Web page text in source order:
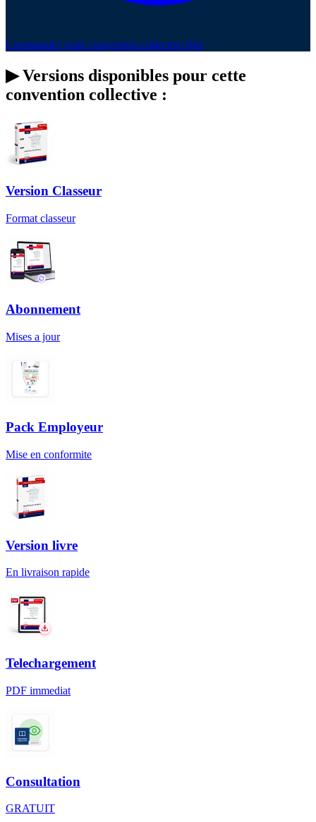
Commander votre convention collective 843
▶Versions disponibles pour cette
convention collective :
Version Classeur
Format classeur
Abonnement
Mises a jour
Pack Employeur
Mise en conformite
Version livre
En livraison rapide
Telechargement
PDF immediat
Consultation
GRATUIT